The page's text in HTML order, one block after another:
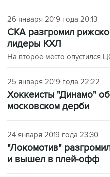
26 января 2019 года 20:13
СКА разгромил
лидеры КХЛ
На второе место опустился
25 января 2019 года 22:22
Хоккеисты "Динамо"
московском дерби
24 января 2019 года 23:30
"Локомотив"
и вышел в плей-офф